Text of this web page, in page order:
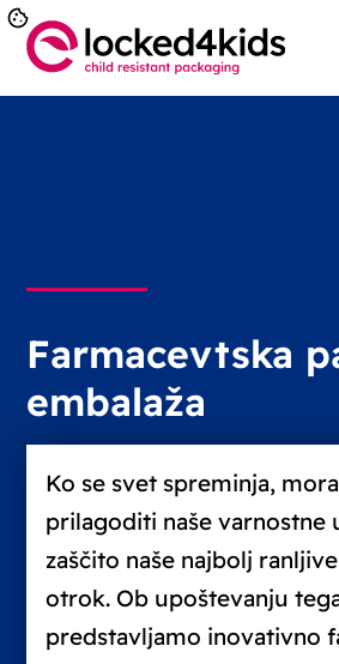
Farmacevtska
embalaža
Ko se svet spreminja,
prilagoditi naše varnostne
zaščito naše najbolj
otrok. Ob upoštevanju
predstavljamo inovativno